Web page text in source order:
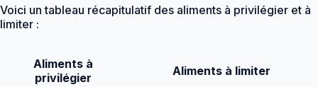
Voici un tableau récapitulatif des aliments à privilégier et à
limiter :
Aliments à
privilégier
Aliments à limiter